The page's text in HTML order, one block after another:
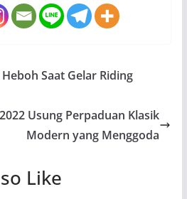
Saat Gelar Riding
Usung Perpaduan Klasik
Modern yang Menggoda
Like